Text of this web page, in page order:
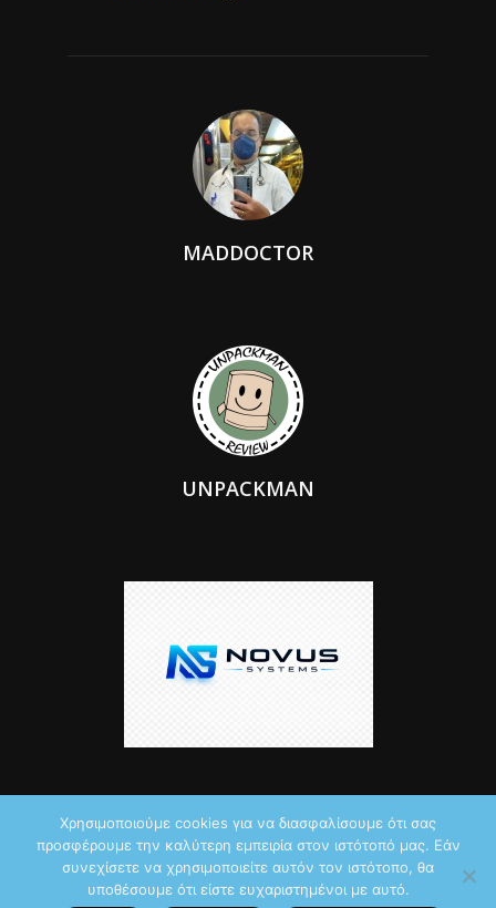
MADDOCTOR
UNPACKMAN
© 2026 by iTechNews.gr
Χρησιμοποιούμε cookies για να διασφαλίσουμε ότι σας
προσφέρουμε την καλύτερη εμπειρία στον ιστότοπό μας. Εάν
συνεχίσετε να χρησιμοποιείτε αυτόν τον ιστότοπο, θα
υποθέσουμε ότι είστε ευχαριστημένοι με αυτό.